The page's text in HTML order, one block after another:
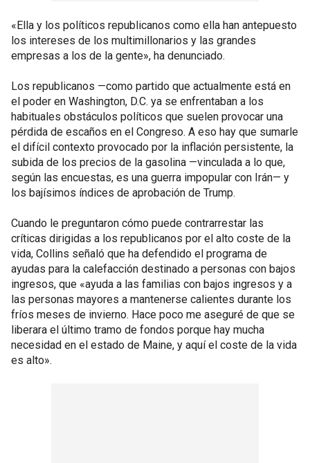
«Ella y los políticos republicanos como ella han antepuesto
los intereses de los multimillonarios y las grandes
empresas a los de la gente», ha denunciado.
Los republicanos —como partido que actualmente está en
el poder en Washington, D.C. ya se enfrentaban a los
habituales obstáculos políticos que suelen provocar una
pérdida de escaños en el Congreso. A eso hay que sumarle
el difícil contexto provocado por la inflación persistente, la
subida de los precios de la gasolina —vinculada a lo que,
según las encuestas, es una guerra impopular con Irán— y
los bajísimos índices de aprobación de Trump.
Cuando le preguntaron cómo puede contrarrestar las
críticas dirigidas a los republicanos por el alto coste de la
vida, Collins señaló que ha defendido el programa de
ayudas para la calefacción destinado a personas con bajos
ingresos, que «ayuda a las familias con bajos ingresos y a
las personas mayores a mantenerse calientes durante los
fríos meses de invierno. Hace poco me aseguré de que se
liberara el último tramo de fondos porque hay mucha
necesidad en el estado de Maine, y aquí el coste de la vida
es alto».